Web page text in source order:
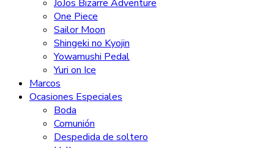
JoJos Bizarre Adventure
One Piece
Sailor Moon
Shingeki no Kyojin
Yowamushi Pedal
Yuri on Ice
Marcos
Ocasiones Especiales
Boda
Comunión
Despedida de soltero